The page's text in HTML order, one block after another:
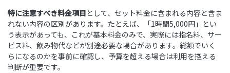
特に注意すべき料金項目として、セット料金に含まれる内容と含ま
れない内容の区別があります。たとえば、「1時間5,000円」とい
う表示があっても、これが基本料金のみで、実際には指名料、サー
ビス料、飲み物代などが別途必要な場合があります。総額でいく
らになるのかを事前に確認し、予算を超える場合は利用を控える
判断が重要です。